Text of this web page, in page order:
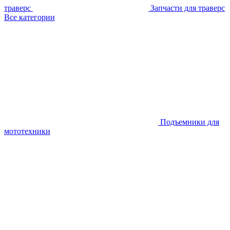
траверс
Запчасти для траверс
Все категории
Подъемники для
мототехники